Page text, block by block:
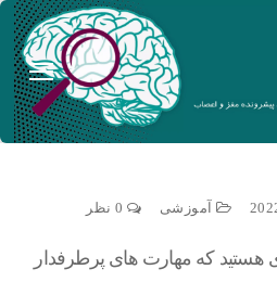
آموزشی
هستید که مهارت های پرطرفدار